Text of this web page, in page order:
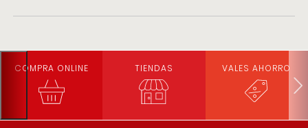
COMPRA ONLINE TIENDAS VALES AHORRO